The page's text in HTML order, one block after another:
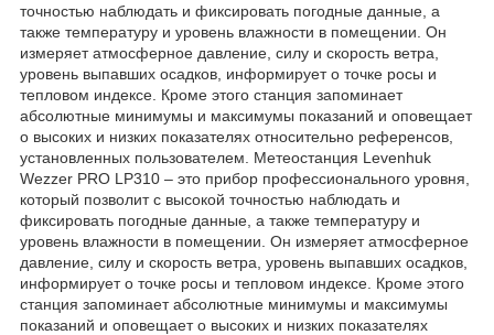
точностью наблюдать и фиксировать погодные данные, а
также температуру и уровень влажности в помещении. Он
измеряет атмосферное давление, силу и скорость ветра,
уровень выпавших осадков, информирует о точке росы и
тепловом индексе. Кроме этого станция запоминает
абсолютные минимумы и максимумы показаний и оповещает
о высоких и низких показателях относительно референсов,
установленных пользователем. Метеостанция Levenhuk
Wezzer PRO LP310 – это прибор профессионального уровня,
который позволит с высокой точностью наблюдать и
фиксировать погодные данные, а также температуру и
уровень влажности в помещении. Он измеряет атмосферное
давление, силу и скорость ветра, уровень выпавших осадков,
информирует о точке росы и тепловом индексе. Кроме этого
станция запоминает абсолютные минимумы и максимумы
показаний и оповещает о высоких и низких показателях